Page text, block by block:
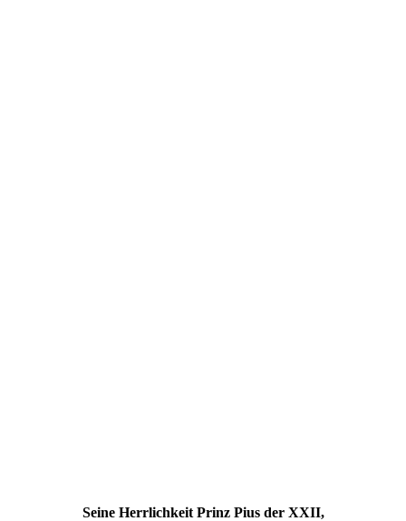
Seine Herrlichkeit Prinz Pius der XXII,